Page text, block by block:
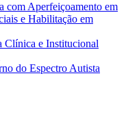
com Aperfeiçoamento em
e Habilitação em
Clínica e Institucional
do Espectro Autista